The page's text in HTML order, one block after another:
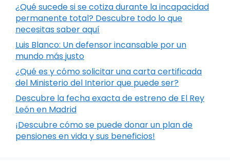
¿Qué sucede si se cotiza durante la incapacidad
permanente total? Descubre todo lo que
necesitas saber aquí
Luis Blanco: Un defensor incansable por un
mundo más justo
¿Qué es y cómo solicitar una carta certificada
del Ministerio del Interior que puede ser?
Descubre la fecha exacta de estreno de El Rey
León en Madrid
¡Descubre cómo se puede donar un plan de
pensiones en vida y sus beneficios!